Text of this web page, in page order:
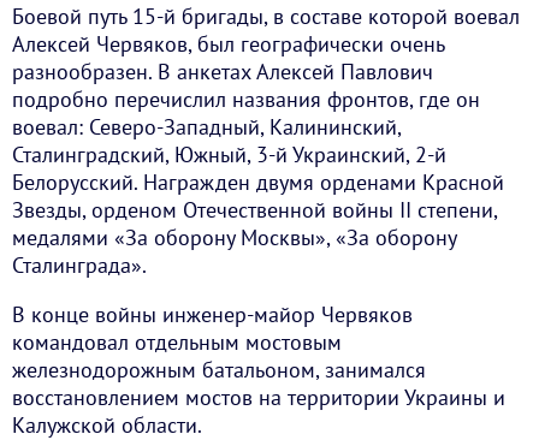
Боевой путь 15-й бригады, в составе которой воевал
Алексей Червяков, был географически очень
разнообразен. В анкетах Алексей Павлович
подробно перечислил названия фронтов, где он
воевал: Северо-Западный, Калининский,
Сталинградский, Южный, 3-й Украинский, 2-й
Белорусский. Награжден двумя орденами Красной
Звезды, орденом Отечественной войны II степени,
медалями «За оборону Москвы», «За оборону
Сталинграда».
В конце войны инженер-майор Червяков
командовал отдельным мостовым
железнодорожным батальоном, занимался
восстановлением мостов на территории Украины и
Калужской области.